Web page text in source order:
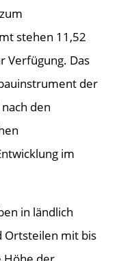
stehen 11,52
Verfügung. Das
der
den
im
in ländlich
Ortsteilen mit bis